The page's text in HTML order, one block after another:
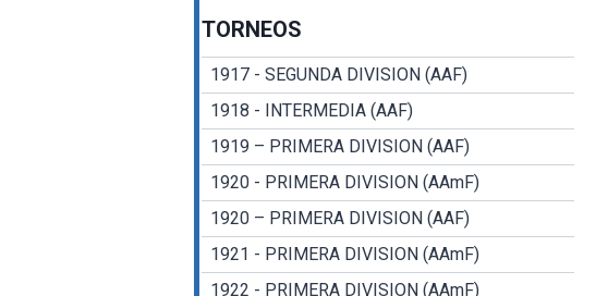
TORNEOS
1917 - SEGUNDA DIVISION (AAF)
1918 - INTERMEDIA (AAF)
1919 – PRIMERA DIVISION (AAF)
1920 - PRIMERA DIVISION (AAmF)
1920 – PRIMERA DIVISION (AAF)
1921 - PRIMERA DIVISION (AAmF)
1922 - PRIMERA DIVISION (AAmF)